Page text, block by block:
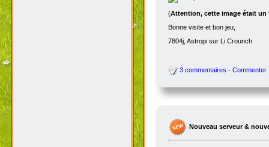
(Attention, cette image était un
Bonne visite et bon jeu,
7804j, Astropi sur Li Crounch
3 commentaires - Commenter
Nouveau serveur &